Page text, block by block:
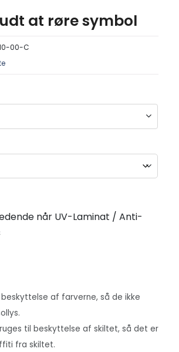
at røre symbol
00-C
når UV-Laminat / Anti-
af farverne, så de ikke
til beskyttelse af skiltet, så det er
fra skiltet.